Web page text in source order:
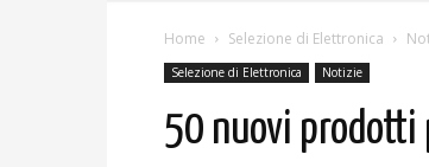
Home Selezione di Elettronica
Selezione di Elettronica Notizie
50 nuovi prodotti